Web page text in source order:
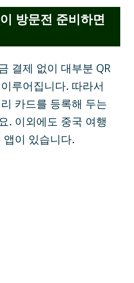
방문전 준비하면
결제 없이 대부분 QR
루어집니다. 따라서
카드를 등록해 두는
. 이외에도 중국 여행
이 있습니다.